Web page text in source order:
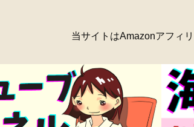
当サイトはAmazonアフィ